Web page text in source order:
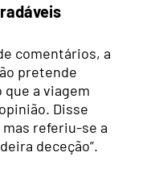
comentários, a
pretende
a viagem
Disse
referiu-se a
deceção”.